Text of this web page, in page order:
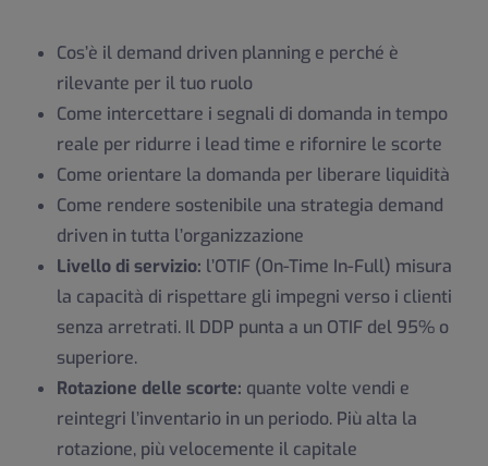
Cos’è il demand driven planning e perché è
rilevante per il tuo ruolo
Come intercettare i segnali di domanda in tempo
reale per ridurre i lead time e rifornire le scorte
Come orientare la domanda per liberare liquidità
Come rendere sostenibile una strategia demand
driven in tutta l’organizzazione
Livello di servizio: l’OTIF (On-Time In-Full) misura
la capacità di rispettare gli impegni verso i clienti
senza arretrati. Il DDP punta a un OTIF del 95% o
superiore.
Rotazione delle scorte: quante volte vendi e
reintegri l’inventario in un periodo. Più alta la
rotazione, più velocemente il capitale